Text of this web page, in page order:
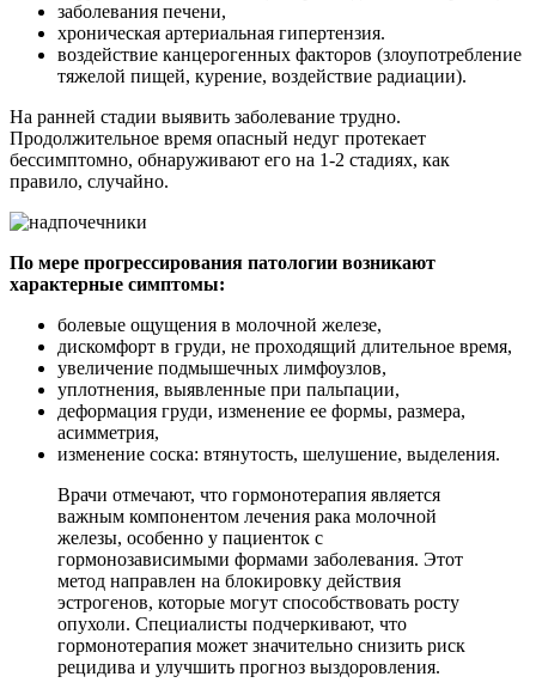
заболевания печени,
хроническая артериальная гипертензия.
воздействие канцерогенных факторов (злоупотребление
тяжелой пищей, курение, воздействие радиации).
На ранней стадии выявить заболевание трудно.
Продолжительное время опасный недуг протекает
бессимптомно, обнаруживают его на 1-2 стадиях, как
правило, случайно.
По мере прогрессирования патологии возникают
характерные симптомы:
болевые ощущения в молочной железе,
дискомфорт в груди, не проходящий длительное время,
увеличение подмышечных лимфоузлов,
уплотнения, выявленные при пальпации,
деформация груди, изменение ее формы, размера,
асимметрия,
изменение соска: втянутость, шелушение, выделения.
Врачи отмечают, что гормонотерапия является
важным компонентом лечения рака молочной
железы, особенно у пациенток с
гормонозависимыми формами заболевания. Этот
метод направлен на блокировку действия
эстрогенов, которые могут способствовать росту
опухоли. Специалисты подчеркивают, что
гормонотерапия может значительно снизить риск
рецидива и улучшить прогноз выздоровления.